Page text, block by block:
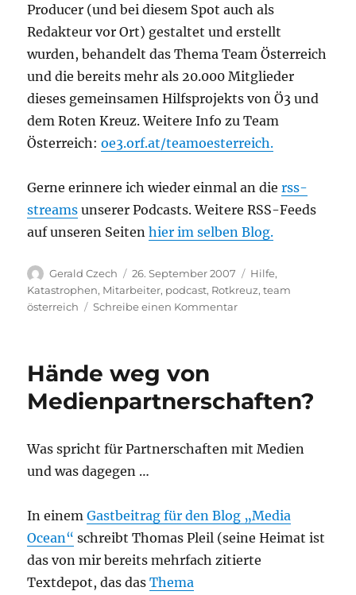
Producer (und bei diesem Spot auch als
Redakteur vor Ort) gestaltet und erstellt
wurden, behandelt das Thema Team Österreich
und die bereits mehr als 20.000 Mitglieder
dieses gemeinsamen Hilfsprojekts von Ö3 und
dem Roten Kreuz. Weitere Info zu Team
Österreich:oe3.orf.at/teamoesterreich.
Gerne erinnere ich wieder einmal an dierss-
streams unserer Podcasts. Weitere RSS-Feeds
auf unseren Seitenhier im selben Blog.
Autor
Gerald Czech
Veröffentlicht
am
26. September 2007 Kategorien
Hilfe,
Katastrophen, Mitarbeiter, podcast, Rotkreuz,team
österreich
Schreibe einen Kommentarzu
Hände weg von
Medienpartnerschaften?
Was spricht für Partnerschaften mit Medien
und was dagegen …
In einemGastbeitrag für den Blog „Media
Ocean“ schreibt Thomas Pleil (seine Heimat ist
das von mir bereits mehrfach zitierte
Textdepot, das dasThema